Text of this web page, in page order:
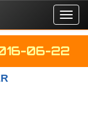
06-22